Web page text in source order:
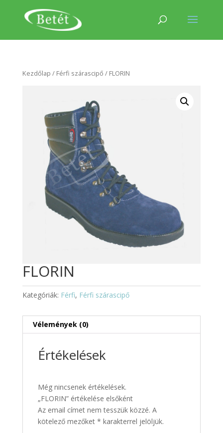
Kezdőlap / Férfi szárascipő / FLORIN
FLORIN
Kategóriák: Férfi, Férfi szárascipő
Vélemények (0)
Értékelések
Még nincsenek értékelések.
„FLORIN” értékelése elsőként
Az email címet nem tesszük közzé. A
kötelező mezőket * karakterrel jelöljük.